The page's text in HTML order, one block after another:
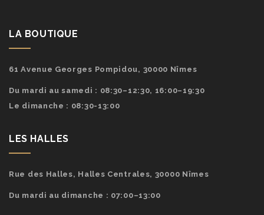
LA BOUTIQUE
61 Avenue Georges Pompidou, 30000 Nîmes
Du mardi au samedi : 08:30–12:30, 16:00–19:30
Le dimanche : 08:30-13:00
LES HALLES
Rue des Halles, Halles Centrales, 30000 Nîmes
Du mardi au dimanche : 07:00–13:00